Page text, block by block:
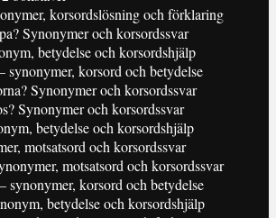
korsordslösning och förklaring
Synonymer och korsordssvar
betydelse och korsordshjälp
synonymer, korsord och betydelse
Synonymer och korsordssvar
Synonymer och korsordssvar
betydelse och korsordshjälp
motsatsord och korsordssvar
motsatsord och korsordssvar
synonymer, korsord och betydelse
betydelse och korsordshjälp